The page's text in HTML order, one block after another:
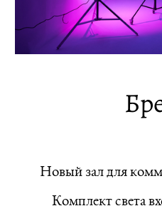
Новый зал для
Комплект света